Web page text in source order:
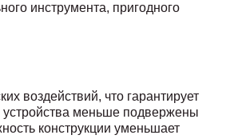
инструмента, пригодного
воздействий, что гарантирует
устройства меньше подвержены
конструкции уменьшает